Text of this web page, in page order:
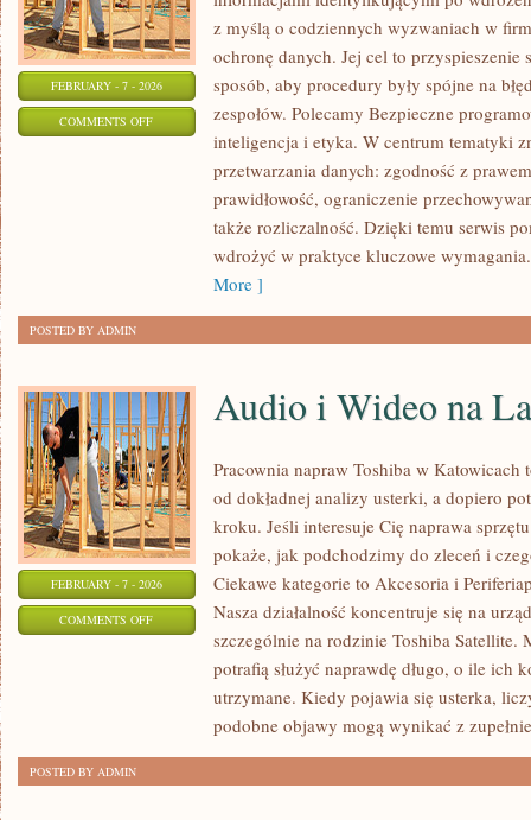
FEBRUARY - 7 - 2026
COMMENTS OFFON
PROCEDURY
WEWNĘTRZNE
z myślą o codziennych wyzwaniach w
ochronę danych. Jej cel to przyspieszenie
sposób, aby procedury były spójne na
zespołów. Polecamy Bezpieczne
inteligencja i etyka. W centrum tematyki
przetwarzania danych: zgodność z
prawidłowość, ograniczenie
także rozliczalność. Dzięki temu serwis
wdrożyć w praktyce kluczowe
More ]
POSTED BY ADMIN
FEBRUARY - 7 - 2026
COMMENTS OFFON
Audio i Wideo na
Pracownia napraw Toshiba w
od dokładnej analizy usterki, a dopiero
kroku. Jeśli interesuje Cię naprawa
pokaże, jak podchodzimy do zleceń i
Ciekawe kategorie to Akcesoria i
Nasza działalność koncentruje się na
szczególnie na rodzinie Toshiba Satellite.
potrafią służyć naprawdę długo, o ile ich
utrzymane. Kiedy pojawia się usterka,
podobne objawy mogą wynikać z
POSTED BY ADMIN